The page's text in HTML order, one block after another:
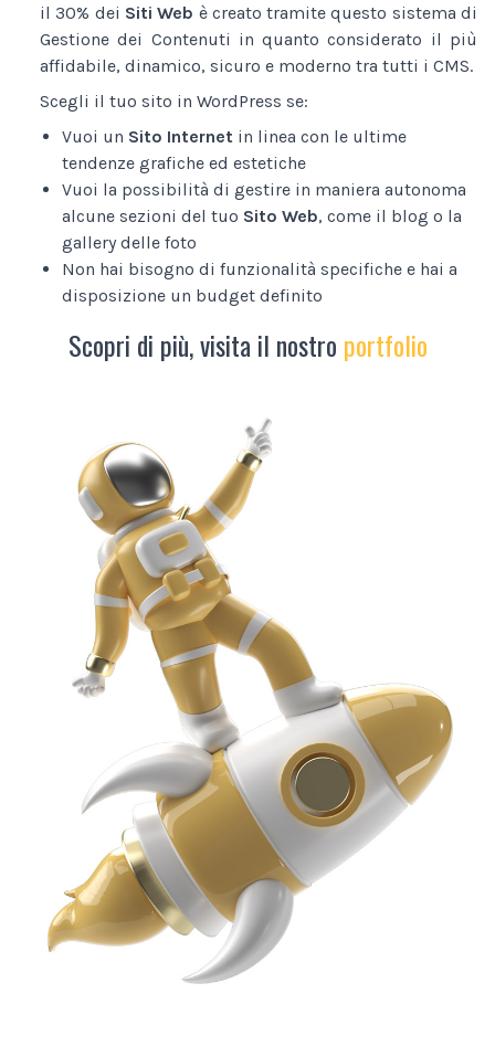
il 30% dei Siti Web è creato tramite questo sistema di
Gestione dei Contenuti in quanto considerato il più
affidabile, dinamico, sicuro e moderno tra tutti i CMS.
Scegli il tuo sito in WordPress se:
Vuoi un Sito Internet in linea con le ultime
tendenze grafiche ed estetiche
Vuoi la possibilità di gestire in maniera autonoma
alcune sezioni del tuo Sito Web, come il blog o la
gallery delle foto
Non hai bisogno di funzionalità specifiche e hai a
disposizione un budget definito
Scopri di più, visita il nostro portfolio